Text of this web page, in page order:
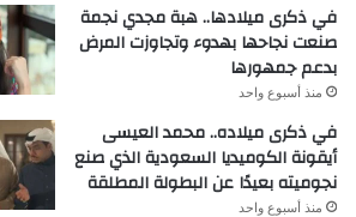
في ذكرى ميلادها.. هبة مجدي نجمة
صنعت نجاحها بهدوء وتجاوزت المرض
بدعم جمهورها
منذ أسبوع واحد
في ذكرى ميلاده.. محمد العيسى
أيقونة الكوميديا السعودية الذي صنع
نجوميته بعيدًا عن البطولة المطلقة
منذ أسبوع واحد